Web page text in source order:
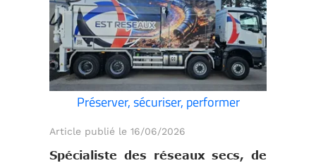
Préserver, sécuriser, performer
Article publié le 16/06/2026
Spécialiste des réseaux secs, de